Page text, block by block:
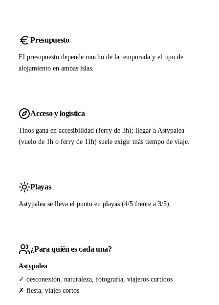
Presupuesto
El presupuesto depende mucho de la temporada y el tipo de
alojamiento en ambas islas.
Acceso y logística
Tinos gana en accesibilidad (ferry de 3h); llegar a Astypalea
(vuelo de 1h o ferry de 11h) suele exigir más tiempo de viaje.
Playas
Astypalea se lleva el punto en playas (4/5 frente a 3/5).
¿Para quién es cada una?
Astypalea
✓ desconexión, naturaleza, fotografía, viajeros curtidos
✗ fiesta, viajes cortos